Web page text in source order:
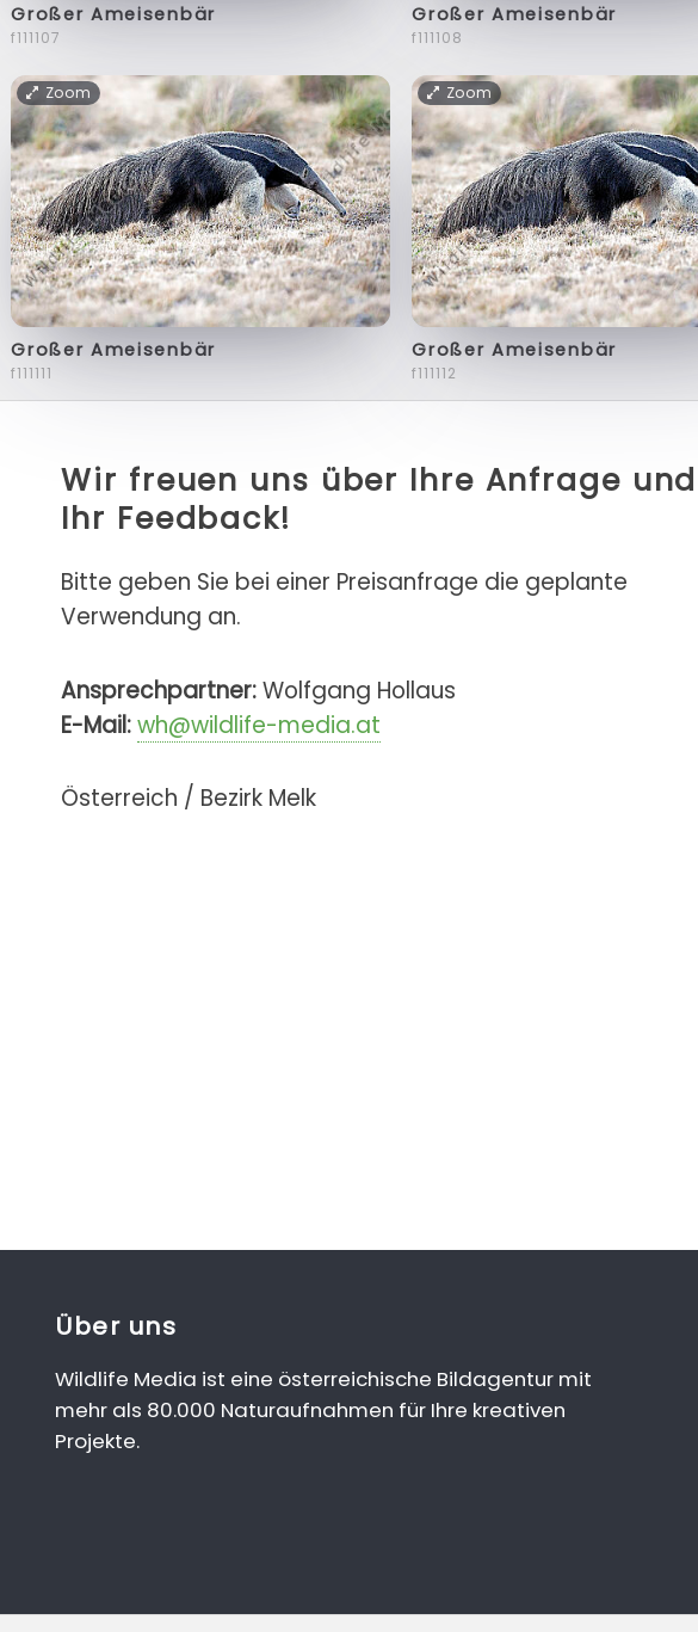
Großer Ameisenbär
f111107
Großer Ameisenbär
f111108
Zoom
Großer Ameisenbär
f111111
Zoom
Großer Ameisenbär
f111112
Wir freuen uns über Ihre Anfrage und
Ihr Feedback!
Bitte geben Sie bei einer Preisanfrage die geplante
Verwendung an.
Ansprechpartner:Wolfgang Hollaus
E-Mail:wh@wildlife-media.at
Österreich / Bezirk Melk
Über uns
Wildlife Media ist eine österreichische Bildagentur mit
mehr als 80.000 Naturaufnahmen für Ihre kreativen
Projekte.